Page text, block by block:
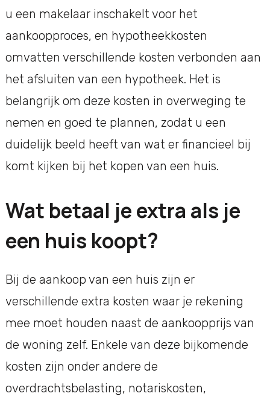
u een makelaar inschakelt voor het
aankoopproces, en hypotheekkosten
omvatten verschillende kosten verbonden aan
het afsluiten van een hypotheek. Het is
belangrijk om deze kosten in overweging te
nemen en goed te plannen, zodat u een
duidelijk beeld heeft van wat er financieel bij
komt kijken bij het kopen van een huis.
Wat betaal je extra als je
een huis koopt?
Bij de aankoop van een huis zijn er
verschillende extra kosten waar je rekening
mee moet houden naast de aankoopprijs van
de woning zelf. Enkele van deze bijkomende
kosten zijn onder andere de
overdrachtsbelasting, notariskosten,